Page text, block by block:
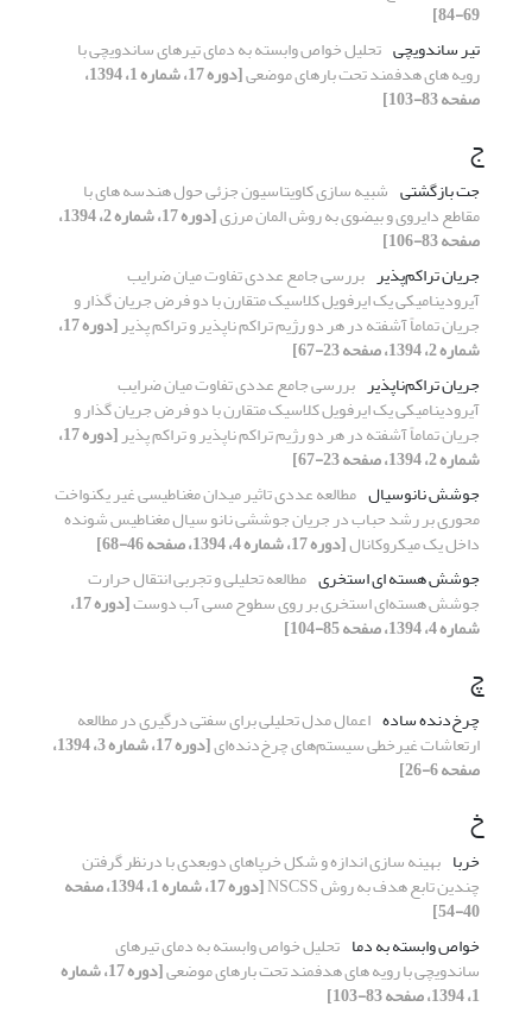
69-84]
تیر ساندویچی تحلیل خواص وابسته به دمای تیرهای ساندویچی با
رویه های هدفمند تحت بارهای موضعی [دوره 17، شماره 1، 1394،
صفحه 83-103]
ج
جت بازگشتی شبیه سازی کاویتاسیون جزئی حول هندسه های با
مقاطع دایروی و بیضوی به روش المان مرزی [دوره 17، شماره 2، 1394،
صفحه 83-106]
جریان تراکم‌پذیر بررسی جامع عددی تفاوت میان ضرایب
آیرودینامیکی یک ایرفویل کلاسیک متقارن با دو فرض جریان گذار و
جریان تماماً آشفته در هر دو رژیم تراکم ناپذیر و تراکم پذیر [دوره 17،
شماره 2، 1394، صفحه 23-67]
جریان تراکم‌ناپذیر بررسی جامع عددی تفاوت میان ضرایب
آیرودینامیکی یک ایرفویل کلاسیک متقارن با دو فرض جریان گذار و
جریان تماماً آشفته در هر دو رژیم تراکم ناپذیر و تراکم پذیر [دوره 17،
شماره 2، 1394، صفحه 23-67]
جوشش نانوسیال مطالعه عددی تاثیر میدان مغناطیسی غیر یکنواخت
محوری بر رشد حباب در جریان جوششی نانو سیال مغناطیس شونده
داخل یک میکروکانال[دوره 17، شماره 4، 1394، صفحه 46-68]
جوشش هسته ای استخری مطالعه تحلیلی و تجربی انتقال حرارت
جوشش هسته‌ای استخری بر روی سطوح مسی آب دوست [دوره 17،
شماره 4، 1394، صفحه 85-104]
چ
چرخ‌دنده ساده اعمال مدل تحلیلی برای سفتی درگیری در مطالعه
ارتعاشات غیرخطی سیستم‌های چرخ‌دنده‌ای [دوره 17، شماره 3، 1394،
صفحه 6-26]
خ
خربا بهینه سازی اندازه و شکل خرپاهای دوبعدی با درنظر گرفتن
چندین تابع هدف به روش NSCSS [دوره 17، شماره 1، 1394، صفحه
40-54]
خواص وابسته به دما تحلیل خواص وابسته به دمای تیرهای
ساندویچی با رویه های هدفمند تحت بارهای موضعی [دوره 17، شماره
1، 1394، صفحه 83-103]